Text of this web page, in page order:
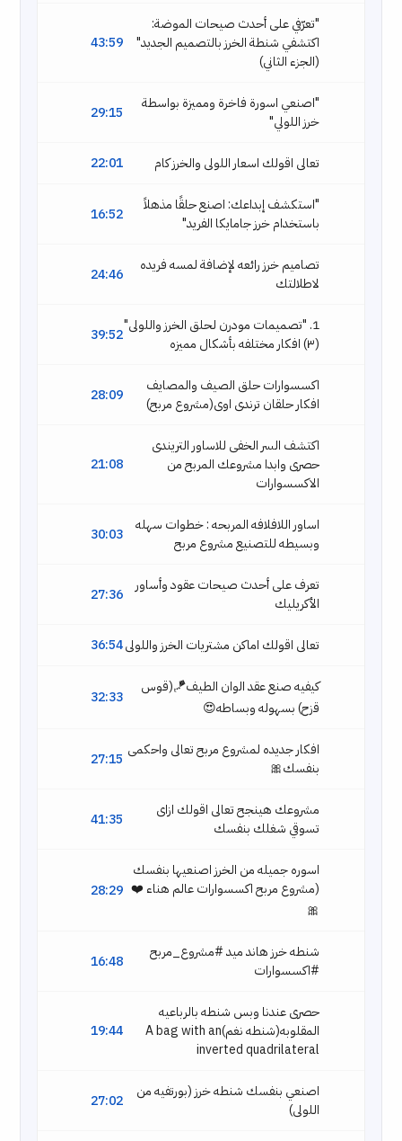
43:59
"تعرّفي على أحدث صيحات الموضة:
اكتشفي شنطة الخرز بالتصميم الجديد"
(الجزء الثاني)
29:15
"اصنعي اسورة فاخرة ومميزة بواسطة
خرز اللولي"
22:01 تعالى اقولك اسعار اللولى والخرز كام
16:52
"استكشف إبداعك: اصنع حلقًا مذهلاً
باستخدام خرز جامايكا الفريد"
24:46
تصاميم خرز رائعه لإضافة لمسه فريده
لاطلالتك
39:521. "تصميمات مودرن لحلق الخرز واللولى"
(٣) افكار مختلفه بأشكال مميزه
28:09
اكسسوارات حلق الصيف والمصايف
افكار حلقان ترندى اوى(مشروع مربح)
21:08
اكتشف السر الخفى للاساور التريندى
حصرى وابدا مشروعك المربح من
الاكسسوارات
30:03
اساور اللافلافه المربحه : خطوات سهله
وبسيطه للتصنيع مشروع مربح
27:36
تعرف على أحدث صيحات عقود وأساور
الأكريليك
36:54تعالى اقولك اماكن مشتريات الخرز واللولى
32:33
كيفيه صنع عقد الوان الطيف🪁(قوس
قزح) بسهوله وبساطه😍
27:15 افكار جديده لمشروع مربح تعالى واحكمى
بنفسك🎀
41:35
مشروعك هينجح تعالى اقولك ازاى
تسوقي شغلك بنفسك
28:29
اسوره جميله من الخرز اصنعيها بنفسك
(مشروع مربح اكسسوارات عالم هناء ❤️
🎀
16:48
شنطه خرز هاند ميد #مشروع_مربح
#اكسسوارات
19:44
حصرى عندنا وبس شنطه بالرباعيه
المقلوبه(شنطه نغم)A bag with an
inverted quadrilateral
27:02
اصنعي بنفسك شنطه خرز (بورتفيه من
اللولى)